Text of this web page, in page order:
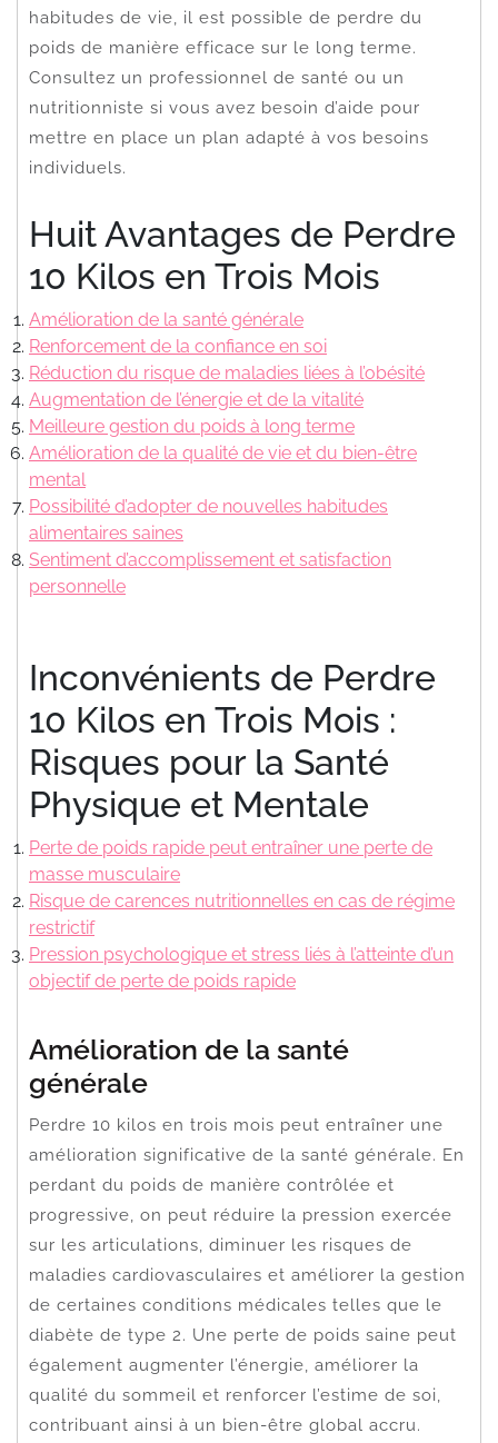
habitudes de vie, il est possible de perdre du
poids de manière efficace sur le long terme.
Consultez un professionnel de santé ou un
nutritionniste si vous avez besoin d’aide pour
mettre en place un plan adapté à vos besoins
individuels.
Huit Avantages de Perdre
10 Kilos en Trois Mois
Amélioration de la santé générale
Renforcement de la confiance en soi
Réduction du risque de maladies liées à l’obésité
Augmentation de l’énergie et de la vitalité
Meilleure gestion du poids à long terme
Amélioration de la qualité de vie et du bien-être
mental
Possibilité d’adopter de nouvelles habitudes
alimentaires saines
Sentiment d’accomplissement et satisfaction
personnelle
Inconvénients de Perdre
10 Kilos en Trois Mois :
Risques pour la Santé
Physique et Mentale
Perte de poids rapide peut entraîner une perte de
masse musculaire
Risque de carences nutritionnelles en cas de régime
restrictif
Pression psychologique et stress liés à l’atteinte d’un
objectif de perte de poids rapide
Amélioration de la santé
générale
Perdre 10 kilos en trois mois peut entraîner une
amélioration significative de la santé générale. En
perdant du poids de manière contrôlée et
progressive, on peut réduire la pression exercée
sur les articulations, diminuer les risques de
maladies cardiovasculaires et améliorer la gestion
de certaines conditions médicales telles que le
diabète de type 2. Une perte de poids saine peut
également augmenter l’énergie, améliorer la
qualité du sommeil et renforcer l’estime de soi,
contribuant ainsi à un bien-être global accru.